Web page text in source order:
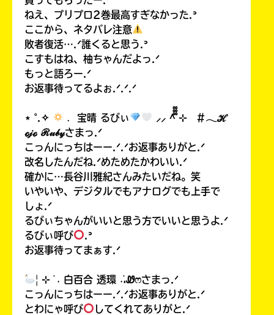
ねえ、プリプロ2巻最高すぎなかった.ᐣ
ここから、ネタバレ注意
敗者復活….ᐟ誰くると思う.ᐣ
こすもはね、柚ちゃんだよっ.ᐟ
もっと語ろー.ᐟ
お返事待ってるよぉ.ᐟ.ᐟ.ᐟ
⋆ ˚.✧ ﹒ 宝晴 るびぃ
⸝⸝ ^᪲᪲᪲ ⊹ #𓂃ℋ
ℴ𝒿ℴ ℛ𝓊𝒷𝓎さまっ.ᐟ
こっんにっちはーー.ᐟ.ᐟお返事ありがと.ᐟ
改名したんだね.ᐟめためたかわいい.ᐟ
確かに…長谷川雅紀さんみたいだね。笑
いやいや、デジタルでもアナログでも上手で
しょ.ᐟ
るびぃちゃんがいいと思う方でいいと思うよ.ᐟ
るびぃ呼び
.ᐣ
お返事待ってまぁす.ᐟ
| ⊹ ࣪ ˖ 白百合 透環 ˖࣪،Ꮺෆさまっ.ᐟ
こっんにっちはーー.ᐟ.ᐟお返事ありがと.ᐟ
とわにゃ呼び
してくれてありがと.ᐟ